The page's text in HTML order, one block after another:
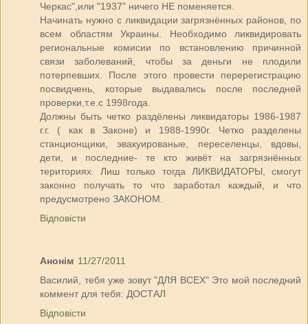
Черкас",или "1937" ничего НЕ поменяется.
Начинать нужно с ликвидации загрязнённых районов, по
всем областям Украины. Необходимо ликвидировать
региональные комисии по встановлению причинной
связи заболеваний, чтобы за деньги не плодили
потерпевших. После этого провести перерегистрацию
посвидчень, которые выдавались после последней
проверки,т.е.с 1998года.
Должны быть четко раздёлены ликвидаторы 1986-1987
г.г. ( как в Законе) и 1988-1990г. Четко разделены
станционщики, эвакуированые, переселенцы, вдовы,
дети, и последние- те кто живёт на загрязнённых
териториях. Лиш только тогда ЛИКВИДАТОРЫ, смогут
законно получать то что заработал каждый, и что
предусмотрено ЗАКОНОМ.
Відповісти
Анонім 11/27/2011
Василий, тебя уже зовут "ДЛЯ ВСЕХ" Это мой последний
коммент для тебя: ДОСТАЛ
Відповісти